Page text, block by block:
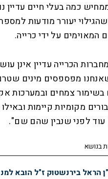
כמה בעלי חיים עדיין
יעורר מודעות
המאוימים על ידי כרייה.
הכרייה עדיין אינן
מפספסים מינים
בשימור צמחים ובמערכות
מקומיות קיימות
לפני שנבין שהם שם".
בנושא
הראל בירנשטוק ז"ל הובא